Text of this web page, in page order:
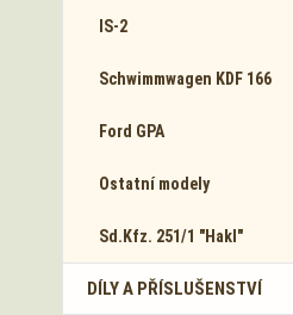
IS-2
Schwimmwagen KDF 166
Ford GPA
Ostatní modely
Sd.Kfz. 251/1 "Hakl"
DÍLY A PŘÍSLUŠENSTVÍ